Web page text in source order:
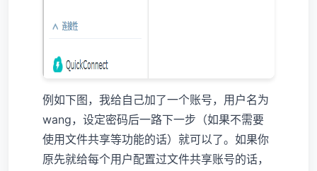
例如下图，我给自己加了一个账号，用户名为
wang，设定密码后一路下一步（如果不需要
使用文件共享等功能的话）就可以了。如果你
原先就给每个用户配置过文件共享账号的话，